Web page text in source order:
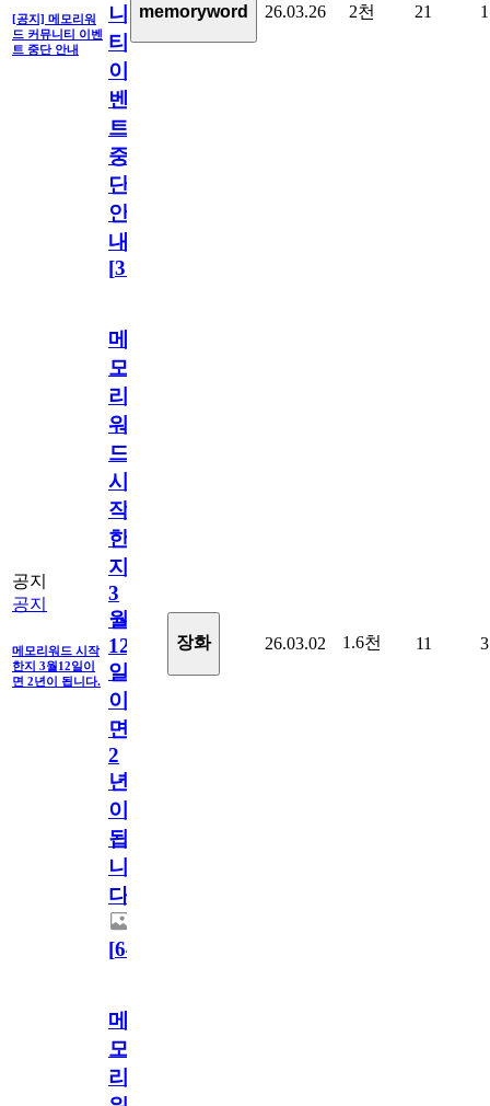
[공지] 메모리워
드 커뮤니티 이벤
트 중단 안내
니
티
이
벤
트
중
단
안
내
[31
memoryword 26.03.26 2천 21 1
공지
공지
메모리워드 시작
한지 3월12일이
면 2년이 됩니다.
메
모
리
워
드
시
작
한
지
3
월
12
일
이
면
2
년
이
됩
니
다.
[64
장화 26.03.02 1.6천 11 3
메
모
리